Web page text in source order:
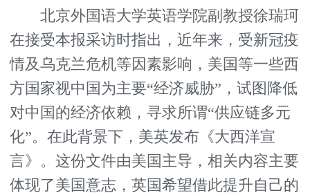
北京外国语大学英语学院副教授徐瑞珂
在接受本报采访时指出，近年来，受新冠疫
情及乌克兰危机等因素影响，美国等一些西
方国家视中国为主要“经济威胁”，试图降低
对中国的经济依赖，寻求所谓“供应链多元
化”。在此背景下，美英发布《大西洋宣
言》。这份文件由美国主导，相关内容主要
体现了美国意志，英国希望借此提升自己的